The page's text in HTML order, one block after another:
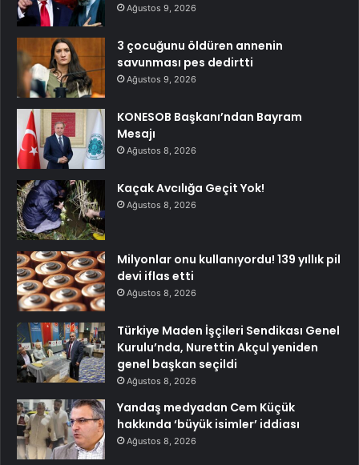
Ağustos 9, 2026
3 çocuğunu öldüren annenin
savunması pes dedirtti
Ağustos 9, 2026
KONESOB Başkanı’ndan Bayram
Mesajı
Ağustos 8, 2026
Kaçak Avcılığa Geçit Yok!
Ağustos 8, 2026
Milyonlar onu kullanıyordu! 139 yıllık pil
devi iflas etti
Ağustos 8, 2026
Türkiye Maden İşçileri Sendikası Genel
Kurulu’nda, Nurettin Akçul yeniden
genel başkan seçildi
Ağustos 8, 2026
Yandaş medyadan Cem Küçük
hakkında ‘büyük isimler’ iddiası
Ağustos 8, 2026